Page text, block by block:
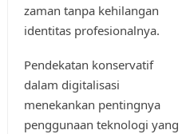
zaman tanpa kehilangan
identitas profesionalnya.
Pendekatan konservatif
dalam digitalisasi
menekankan pentingnya
penggunaan teknologi yang